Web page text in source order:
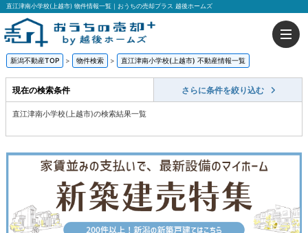
直江津南小学校(上越市) 物件情報一覧｜おうちの売却プラス 越後ホームズ
新潟不動産TOP > 物件検索 > 直江津南小学校(上越市) 不動産情報一覧
現在の検索条件 さらに条件を絞り込む
直江津南小学校(上越市)の検索結果一覧